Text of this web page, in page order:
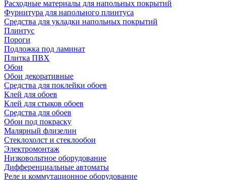
Расходные материалы для напольных покрытий
Фурнитура для напольного плинтуса
Средства для укладки напольных покрытий
Плинтус
Пороги
Подложка под ламинат
Плитка ПВХ
Обои
Обои декоративные
Средства для поклейки обоев
Клей для обоев
Клей для стыков обоев
Средства для обоев
Обои под покраску
Малярный флизелин
Стеклохолст и стеклообои
Электромонтаж
Низковольтное оборудование
Дифференциальные автоматы
Реле и коммутационное оборудование